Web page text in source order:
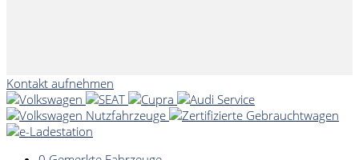
Kontakt aufnehmen